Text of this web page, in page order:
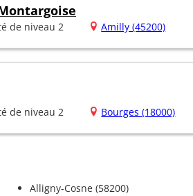
de niveau 2 Amilly (45200)
de niveau 2 Bourges (18000)
Alligny-Cosne (58200)